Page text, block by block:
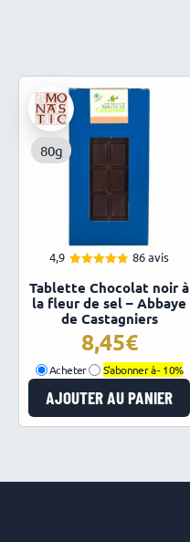
80g
4,9
sur 5
86 avis
Tablette Chocolat noir à
la fleur de sel – Abbaye
de Castagniers
8,45
Acheter S'abonner à -10%
AJOUTER AU PANIER